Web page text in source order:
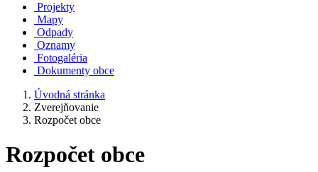
Projekty
Mapy
Odpady
Oznamy
Fotogaléria
Dokumenty obce
Úvodná stránka
Zverejňovanie
Rozpočet obce
Rozpočet obce